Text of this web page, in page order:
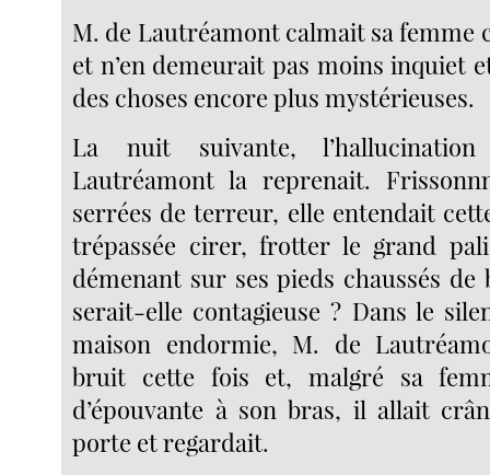
M. de Lautréamont calmait sa femme
et n’en demeurait pas moins inquiet
des choses encore plus mystérieuses.
La nuit suivante,
Lautréamont la reprenait.
serrées de terreur, elle entendait
trépassée cirer, frotter le grand
démenant sur ses pieds chaussés de
serait-elle contagieuse ? Dans le
maison endormie, M. de
bruit cette fois et, malgré sa
d’épouvante à son bras, il allait
porte et regardait.